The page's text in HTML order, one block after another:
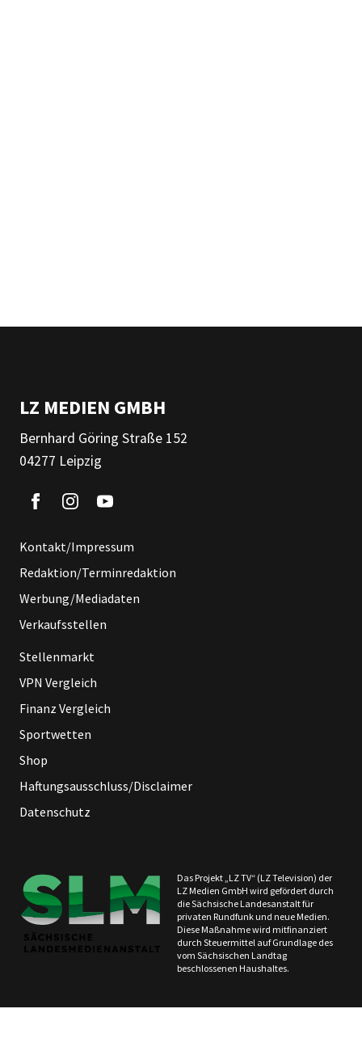
LZ MEDIEN GMBH
Bernhard Göring Straße 152
04277 Leipzig
Kontakt/Impressum
Redaktion/Terminredaktion
Werbung/Mediadaten
Verkaufsstellen
Stellenmarkt
VPN Vergleich
Finanz Vergleich
Sportwetten
Shop
Haftungsausschluss/Disclaimer
Datenschutz
Das Projekt „LZ TV“ (LZ Television) der
LZ Medien GmbH wird gefördert durch
die Sächsische Landesanstalt für
privaten Rundfunk und neue Medien.
Diese Maßnahme wird mitfinanziert
durch Steuermittel auf Grundlage des
vom Sächsischen Landtag
beschlossenen Haushaltes.